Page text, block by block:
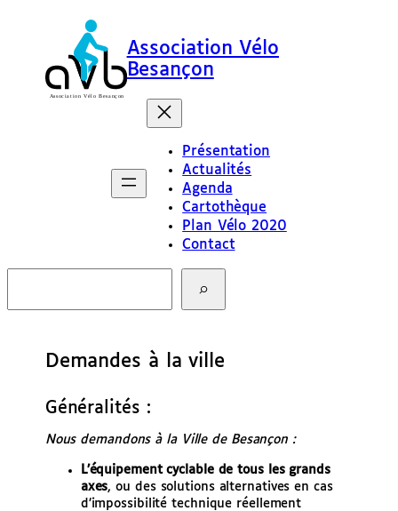
Association Vélo
Besançon
Présentation
Actualités
Agenda
Cartothèque
Plan Vélo 2020
Contact
c
Demandes à la ville
Généralités :
Nous demandons à la Ville de Besançon :
L’équipement cyclable de tous les grands
axes, ou des solutions alternatives en cas
d’impossibilité technique réellement